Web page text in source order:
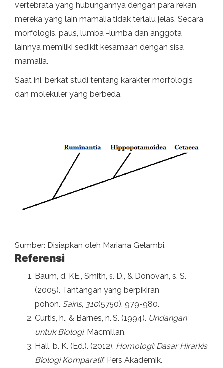
vertebrata yang hubungannya dengan para rekan
mereka yang lain mamalia tidak terlalu jelas. Secara
morfologis, paus, lumba -lumba dan anggota
lainnya memiliki sedikit kesamaan dengan sisa
mamalia.
Saat ini, berkat studi tentang karakter morfologis
dan molekuler yang berbeda.
Sumber: Disiapkan oleh Mariana Gelambi.
Referensi
Baum, d. KE., Smith, s. D., & Donovan, s. S.
(2005). Tantangan yang berpikiran
pohon. Sains, 310(5750), 979-980.
Curtis, h., & Barnes, n. S. (1994). Undangan
untuk Biologi. Macmillan.
Hall, b. K. (Ed.). (2012). Homologi: Dasar Hirarkis
Biologi Komparatif. Pers Akademik.